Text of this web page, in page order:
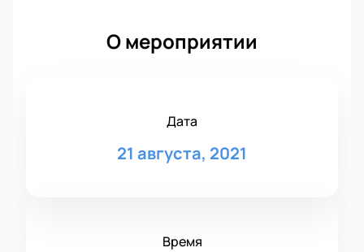
О мероприятии
Дата
21 августа, 2021
Время